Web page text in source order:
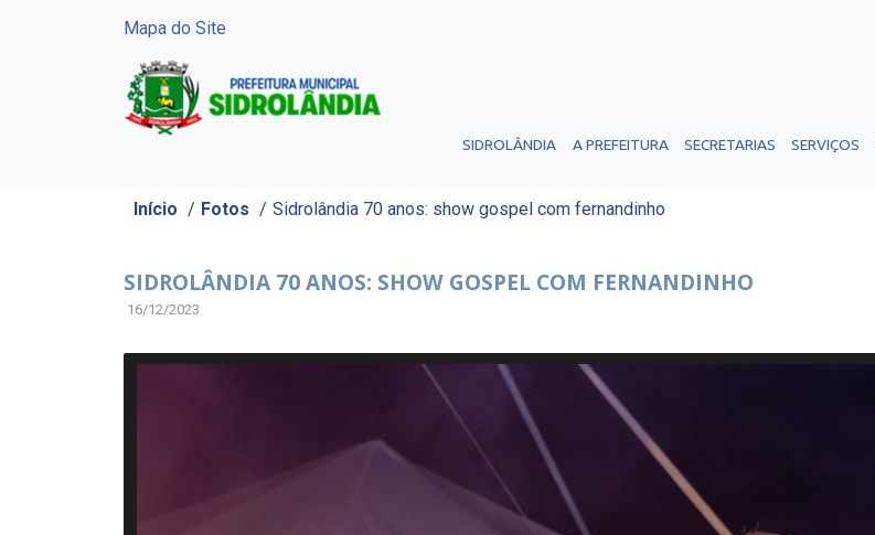
Mapa do Site
SIDROLÂNDIA A PREFEITURA SECRETARIAS SERVIÇOS
Início / Fotos / Sidrolândia 70 anos: show gospel com fernandinho
SIDROLÂNDIA 70 ANOS: SHOW GOSPEL COM FERNANDINHO
16/12/2023